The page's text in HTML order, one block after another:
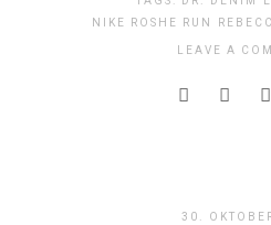
NIKE ROSHE RUN
LEAVE A
30.